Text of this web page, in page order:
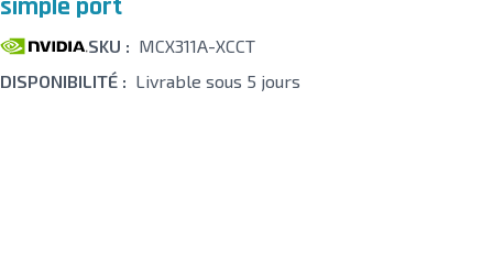
simple port
SKU : MCX311A-XCCT
DISPONIBILITÉ : Livrable sous 5 jours